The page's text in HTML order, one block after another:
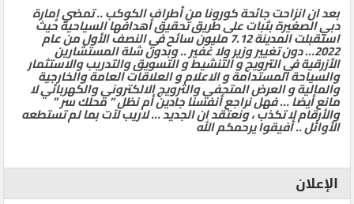
بعد ان انزاحت جائحة كورونا من أطراف الكوكب .. تمضي إمارة
دبي الصغيرة بثبات على طريق تحقيق أهدافها السياحية حيث
استقبلت المدينة 7.12 مليون سائح في النصف الأول من عام
2022… دون تغيير وزير ولا غفير .. وبدون شلة المستشارين
الأزرقية في الترويج و التنشيط و التسويق والتدريب والاستثمار
والسياحة المستدامة و الاعلام و العلاقات العامة والخارجية
والمالية و العرض المتحفي والترويج الالكتروني والكهربائي لا
مانع أيضا … فهل نراجع أنفسنا جادين أم نظل ” محلك سر ”
والأرقام لا تكذب ، ونعتقد ان الجديد … لاريب لآت بما لم تستطعه
الأوائل .. أفيقوا يرحمكم الله
الإعلان